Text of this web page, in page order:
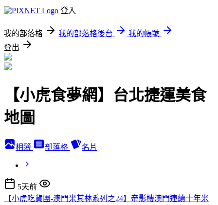
登入
我的部落格 我的部落格後台
我的帳號
登出
【小虎食夢網】台北捷運美食
地圖
相簿 部落格 名片
5天前
【小虎吃貨團-澳門米其林系列之24】帝影樓澳門連續十年米